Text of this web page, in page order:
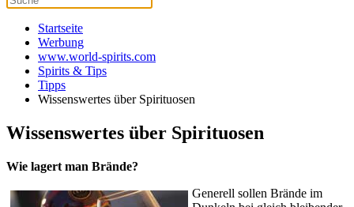
Startseite
Werbung
www.world-spirits.com
Spirits & Tips
Tipps
Wissenswertes über Spirituosen
Wissenswertes über Spirituosen
Wie lagert man Brände?
Generell sollen Brände im